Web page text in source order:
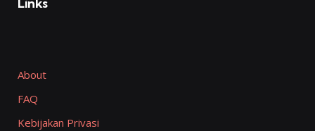
Links
About
FAQ
Kebijakan Privasi